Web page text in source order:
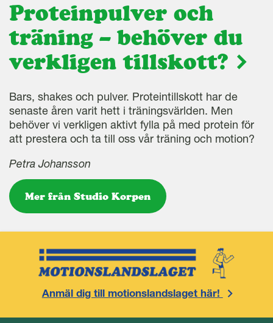
Proteinpulver och
träning – behöver du
verkligen tillskott?
Bars, shakes och pulver. Proteintillskott har de
senaste åren varit hett i träningsvärlden. Men
behöver vi verkligen aktivt fylla på med protein för
att prestera och ta till oss vår träning och motion?
Petra Johansson
Mer från Studio Korpen
Anmäl dig till motionslandslaget här!